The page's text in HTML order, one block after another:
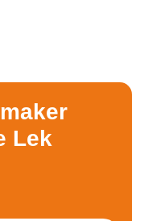
Lek